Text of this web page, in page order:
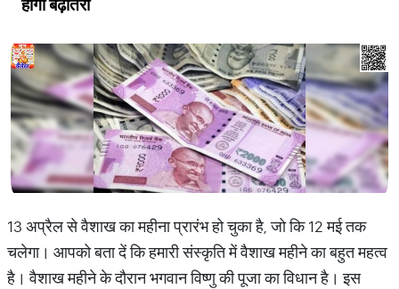
होगी बढ़ोतरी
13 अप्रैल से वैशाख का महीना प्रारंभ हो चुका है, जो कि 12 मई तक
चलेगा। आपको बता दें कि हमारी संस्कृति में वैशाख महीने का बहुत महत्व
है। वैशाख महीने के दौरान भगवान विष्णु की पूजा का विधान है। इस